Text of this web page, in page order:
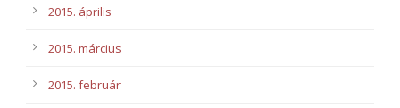
2015. április
2015. március
2015. február